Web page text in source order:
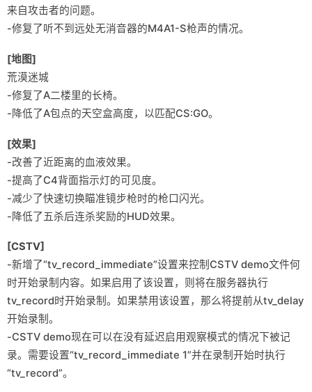
来自攻击者的问题。
-修复了听不到远处无消音器的M4A1-S枪声的情况。
[地图]
荒漠迷城
-修复了A二楼里的长椅。
-降低了A包点的天空盒高度，以匹配CS:GO。
[效果]
-改善了近距离的血液效果。
-提高了C4背面指示灯的可见度。
-减少了快速切换瞄准镜步枪时的枪口闪光。
-降低了五杀后连杀奖励的HUD效果。
[CSTV]
-新增了“tv_record_immediate”设置来控制CSTV demo文件何
时开始录制内容。如果启用了该设置，则将在服务器执行
tv_record时开始录制。如果禁用该设置，那么将提前从tv_delay
开始录制。
-CSTV demo现在可以在没有延迟启用观察模式的情况下被记
录。需要设置“tv_record_immediate 1”并在录制开始时执行
“tv_record”。